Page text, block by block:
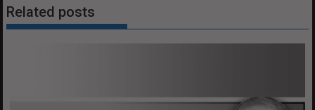
Related posts